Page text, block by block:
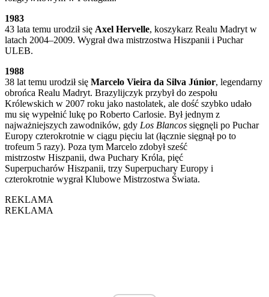
1983
43 lata temu urodził się Axel Hervelle, koszykarz Realu Madryt w
latach 2004–2009. Wygrał dwa mistrzostwa Hiszpanii i Puchar
ULEB.
1988
38 lat temu urodził się Marcelo Vieira da Silva Júnior, legendarny
obrońca Realu Madryt. Brazylijczyk przybył do zespołu
Królewskich w 2007 roku jako nastolatek, ale dość szybko udało
mu się wypełnić lukę po Roberto Carlosie. Był jednym z
najważniejszych zawodników, gdy Los Blancos sięgnęli po Puchar
Europy czterokrotnie w ciągu pięciu lat (łącznie sięgnął po to
trofeum 5 razy). Poza tym Marcelo zdobył sześć
mistrzostw Hiszpanii, dwa Puchary Króla, pięć
Superpucharów Hiszpanii, trzy Superpuchary Europy i
czterokrotnie wygrał Klubowe Mistrzostwa Świata.
REKLAMA
REKLAMA